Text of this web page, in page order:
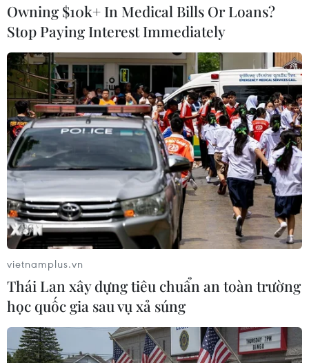
#bảo tàng Green Vault
#sưu tập cổ vật quý
#thời Baroque
#đánh cắp
#đá sapphire 648cara
Đức
Theo dõi VietnamPlus
TIN LIÊN QUAN
Owning $10k+ In Medical Bills Or Loans?
Stop Paying Interest Immediately
vietnamplus.vn
Thái Lan xây dựng tiêu chuẩn an toàn trường
học quốc gia sau vụ xả súng